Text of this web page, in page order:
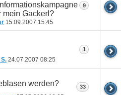
mein Gackerl?
15.09.2007 15:45
9
24.07.2007 08:25
1
werden? 33